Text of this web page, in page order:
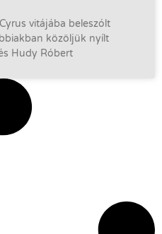
vitájába beleszólt
közöljük nyílt
Hudy Róbert